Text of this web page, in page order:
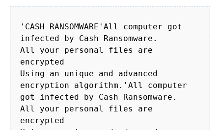
'CASH RANSOMWARE'All computer got
infected by Cash Ransomware.
All your personal files are
encrypted
Using an unique and advanced
encryption algorithm.'All computer
got infected by Cash Ransomware.
All your personal files are
encrypted